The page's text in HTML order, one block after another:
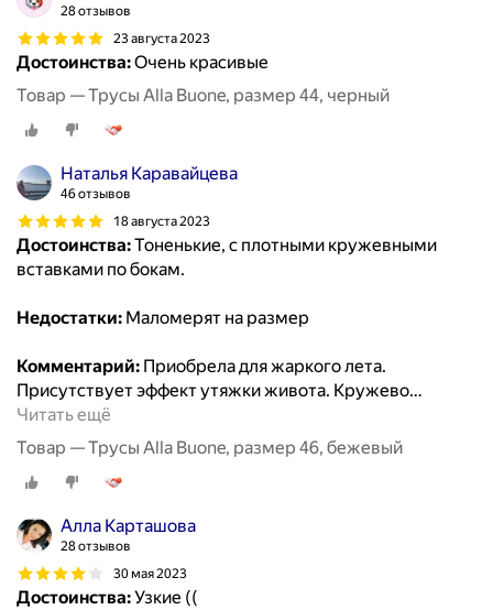
28 отзывов
23 августа 2023
Достоинства:Очень красивые
Товар — Трусы Alla Buone, размер 44, черный
Наталья Каравайцева
46 отзывов
18 августа 2023
Достоинства:Тоненькие, с плотными кружевными
вставками по бокам.
Недостатки: Маломерят на размер
Комментарий: Приобрела для жаркого лета.
Присутствует эффект утяжки живота. Кружево…
Читать ещё
Товар — Трусы Alla Buone, размер 46, бежевый
Алла Карташова
28 отзывов
30 мая 2023
Достоинства:Узкие ((